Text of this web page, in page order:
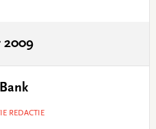
2009
REDACTIE